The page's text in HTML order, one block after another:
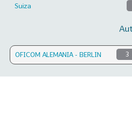
Suiza
OFICOM ALEMANIA - BERLIN 3